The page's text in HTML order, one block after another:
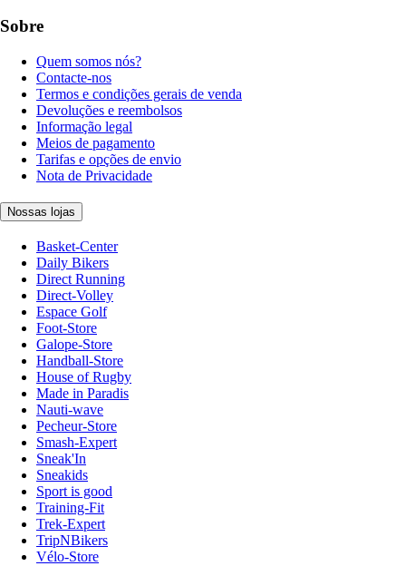
Sobre
Quem somos nós?
Contacte-nos
Termos e condições gerais de venda
Devoluções e reembolsos
Informação legal
Meios de pagamento
Tarifas e opções de envio
Nota de Privacidade
Nossas lojas
Basket-Center
Daily Bikers
Direct Running
Direct-Volley
Espace Golf
Foot-Store
Galope-Store
Handball-Store
House of Rugby
Made in Paradis
Nauti-wave
Pecheur-Store
Smash-Expert
Sneak'In
Sneakids
Sport is good
Training-Fit
Trek-Expert
TripNBikers
Vélo-Store